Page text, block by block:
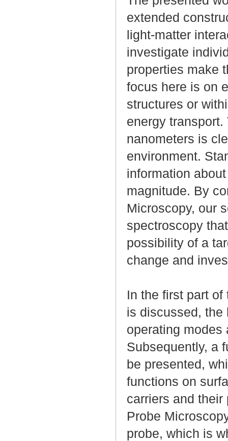
extended
light-matter
investigate
properties make
focus here is on
structures or
energy
nanometers is
environment.
information
magnitude. By
Microscopy, our
spectroscopy
possibility of a
change and
In the first part
is discussed, the
operating
Subsequently, a
be presented,
functions on
carriers and
Probe
probe, which is